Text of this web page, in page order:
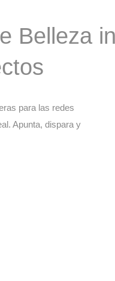
Belleza
para las redes
Apunta, dispara y